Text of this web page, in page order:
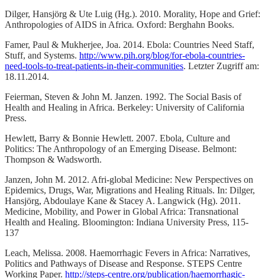
Dilger, Hansjörg & Ute Luig (Hg.). 2010. Morality, Hope and Grief:
Anthropologies of AIDS in Africa. Oxford: Berghahn Books.
Famer, Paul & Mukherjee, Joa. 2014. Ebola: Countries Need Staff,
Stuff, and Systems. http://www.pih.org/blog/for-ebola-countries-
need-tools-to-treat-patients-in-their-communities. Letzter Zugriff am:
18.11.2014.
Feierman, Steven & John M. Janzen. 1992. The Social Basis of
Health and Healing in Africa. Berkeley: University of California
Press.
Hewlett, Barry & Bonnie Hewlett. 2007. Ebola, Culture and
Politics: The Anthropology of an Emerging Disease. Belmont:
Thompson & Wadsworth.
Janzen, John M. 2012. Afri-global Medicine: New Perspectives on
Epidemics, Drugs, War, Migrations and Healing Rituals. In: Dilger,
Hansjörg, Abdoulaye Kane & Stacey A. Langwick (Hg). 2011.
Medicine, Mobility, and Power in Global Africa: Transnational
Health and Healing. Bloomington: Indiana University Press, 115-
137
Leach, Melissa. 2008. Haemorrhagic Fevers in Africa: Narratives,
Politics and Pathways of Disease and Response. STEPS Centre
Working Paper. http://steps-centre.org/publication/haemorrhagic-